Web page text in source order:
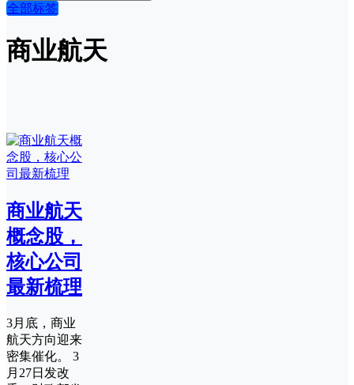
全部标签
商业航天
商业航天
概念股，
核心公司
最新梳理
3月底，商业
航天方向迎来
密集催化。 3
月27日发改